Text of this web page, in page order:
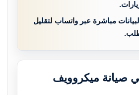
مباشرة عبر واتساب لتقليل
صيانة ميكروويف